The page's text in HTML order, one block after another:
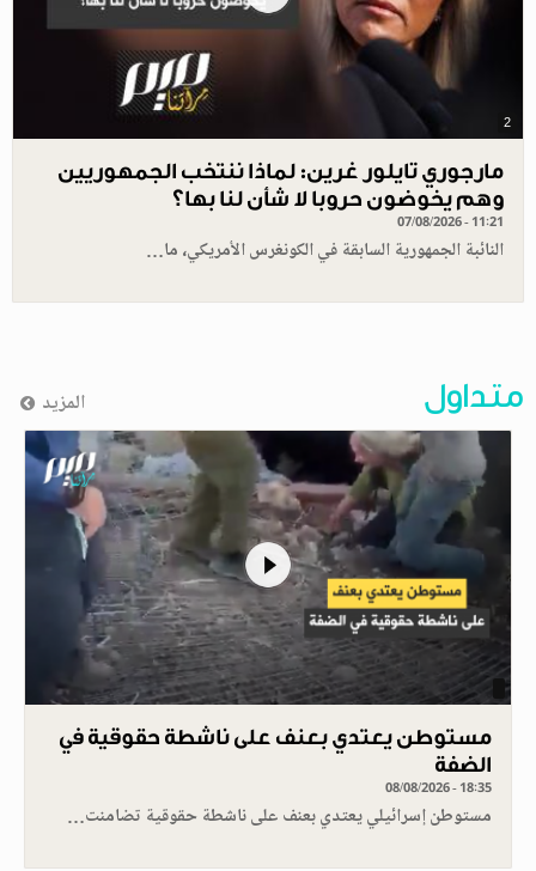
2
مارجوري تايلور غرين: لماذا ننتخب الجمهوريين
وهم يخوضون حروبا لا شأن لنا بها؟
07/08/2026 - 11:21
النائبة الجمهورية السابقة في الكونغرس الأمريكي، ما…
متداول المزيد
مستوطن يعتدي بعنف على ناشطة حقوقية في
الضفة
08/08/2026 - 18:35
مستوطن إسرائيلي يعتدي بعنف على ناشطة حقوقية تضامنت…